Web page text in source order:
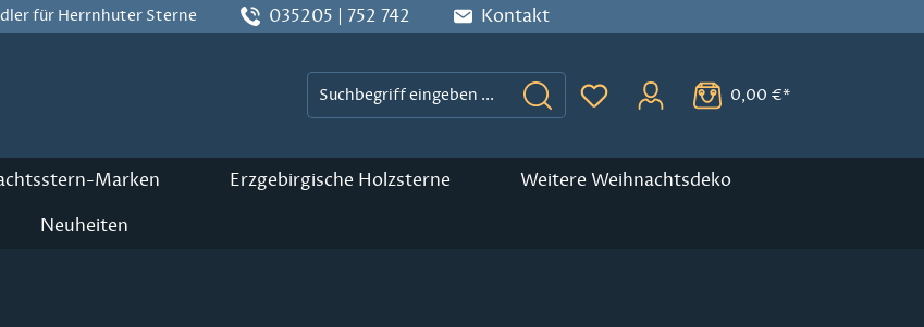
für Herrnhuter Sterne 035205 | 752 742 Kontakt
Du hast 0 Produkte auf dem
0,00 €*
Marken Erzgebirgische Holzsterne Weitere Weihnachtsdeko
Neuheiten